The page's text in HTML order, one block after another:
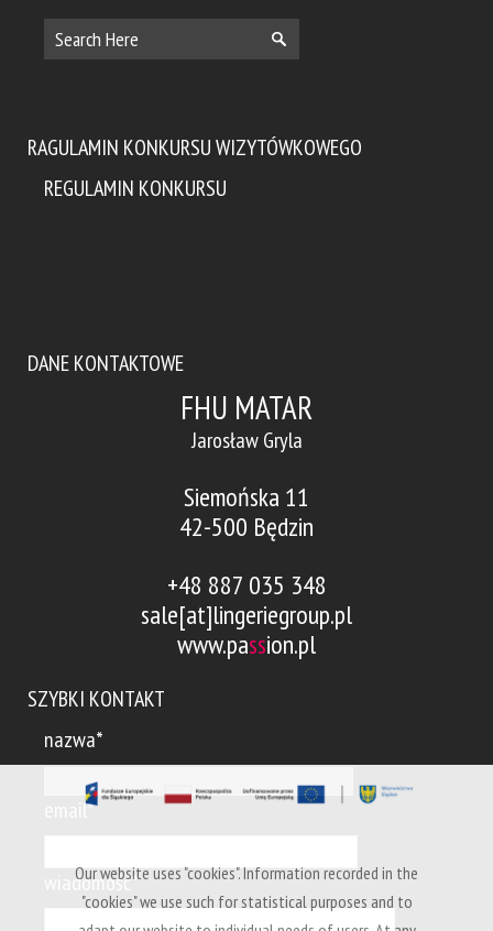
RAGULAMIN KONKURSU WIZYTÓWKOWEGO
REGULAMIN KONKURSU
DANE KONTAKTOWE
FHU MATAR
Jarosław Gryla
Siemońska 11
42-500 Będzin
+48 887 035 348
sale[at]lingeriegroup.pl
www.passion.pl
SZYBKI KONTAKT
nazwa*
email*
wiadomość*
Our website uses "cookies". Information recorded in the
"cookies" we use such for statistical purposes and to